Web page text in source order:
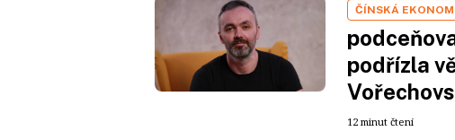
ČÍNSKÁ
podřízla
12 minut čtení